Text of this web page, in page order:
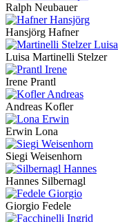
Ralph Neubauer
Hansjörg Hafner
Luisa Martinelli Stelzer
Irene Prantl
Andreas Kofler
Erwin Lona
Siegi Weisenhorn
Hannes Silbernagl
Giorgio Fedele